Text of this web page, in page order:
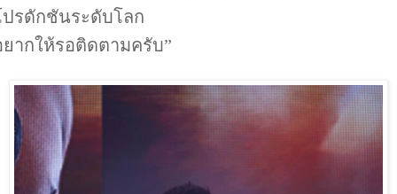
ปรดักชันระดับโลก
ากให้รอติดตามครับ”